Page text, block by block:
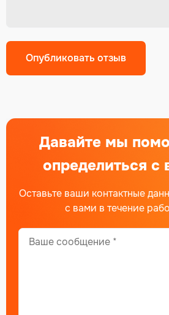
Давайте мы
определиться с
Оставьте ваши контактные
с вами в течение